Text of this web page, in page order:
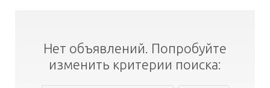
Нет объявлений. Попробуйте
изменить критерии поиска: